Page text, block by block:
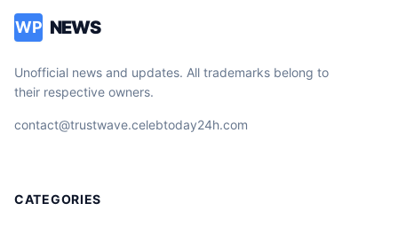
WP NEWS
Unofficial news and updates. All trademarks belong to
their respective owners.
contact@trustwave.celebtoday24h.com
CATEGORIES